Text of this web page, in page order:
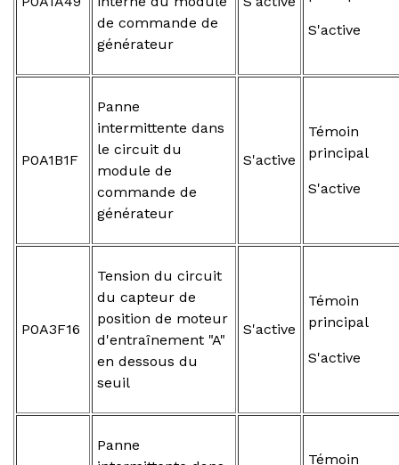
de commande de
générateur
S'active
P0A1B1F
Panne
intermittente dans
le circuit du
module de
commande de
générateur
S'active
Témoin
principal
S'active
P0A3F16
Tension du circuit
du capteur de
position de moteur
d'entraînement "A"
en dessous du
seuil
S'active
Témoin
principal
S'active
Panne
Témoin